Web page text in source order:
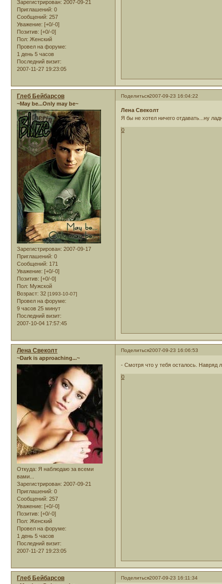
Зарегистрирован: 2007-09-21
Приглашений: 0
Сообщений: 257
Уважение: [+0/-0]
Позитив: [+0/-0]
Пол: Женский
Провел на форуме:
1 день 5 часов
Последний визит:
2007-11-27 19:23:05
Поделиться2007-09-23 16:04:22
Глеб Бейбарсов
~May be...Only may be~
Зарегистрирован: 2007-09-17
Приглашений: 0
Сообщений: 171
Уважение: [+0/-0]
Позитив: [+0/-0]
Пол: Мужской
Возраст: 32 [1993-10-07]
Провел на форуме:
9 часов 25 минут
Последний визит:
2007-10-04 17:57:45
Лена Свеколт
Я бы не хотел ничего отдавать...ну
0
Поделиться2007-09-23 16:06:53
Лена Свеколт
~Dark is approaching...~
Откуда: Я наблюдаю за всеми
вами...
Зарегистрирован: 2007-09-21
Приглашений: 0
Сообщений: 257
Уважение: [+0/-0]
Позитив: [+0/-0]
Пол: Женский
Провел на форуме:
1 день 5 часов
Последний визит:
2007-11-27 19:23:05
- Смотря что у тебя осталось. Навряд
0
Поделиться2007-09-23 16:11:34
Глеб Бейбарсов